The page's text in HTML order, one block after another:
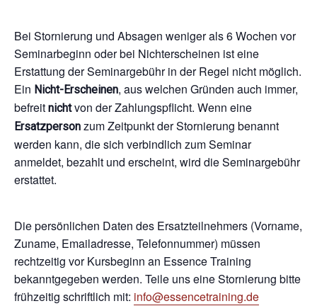
Bei Stornierung und Absagen weniger als 6 Wochen vor
Seminarbeginn oder bei Nichterscheinen ist eine
Erstattung der Seminargebühr in der Regel nicht möglich.
Ein Nicht-Erscheinen, aus welchen Gründen auch immer,
befreit nichtvon der Zahlungspflicht. Wenn eine
Ersatzperson zum Zeitpunkt der Stornierung benannt
werden kann, die sich verbindlich zum Seminar
anmeldet, bezahlt und erscheint, wird die Seminargebühr
erstattet.
Die persönlichen Daten des Ersatzteilnehmers (Vorname,
Zuname, Emailadresse, Telefonnummer) müssen
rechtzeitig vor Kursbeginn an Essence Training
bekanntgegeben werden. Teile uns eine Stornierung bitte
frühzeitig schriftlich mit: info@essencetraining.de